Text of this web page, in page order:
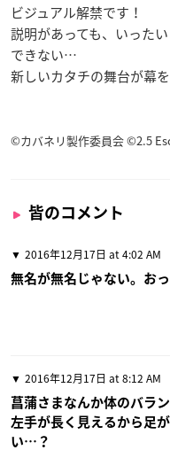
ビジュアル解禁です！
説明があっても、いった
できない…
新しいカタチの舞台が幕
©カバネリ製作委員会 ©2.5
皆のコメント
2016年12月17日 at 4:02 AM
無名が無名じゃない。お
2016年12月17日 at 8:12 AM
菖蒲さまなんか体のバラ
左手が長く見えるから足
い…？